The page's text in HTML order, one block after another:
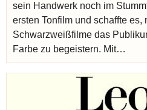
sein Handwerk noch im
ersten Tonfilm und schaffte es,
Schwarzweißfilme das
Farbe zu begeistern. Mit…